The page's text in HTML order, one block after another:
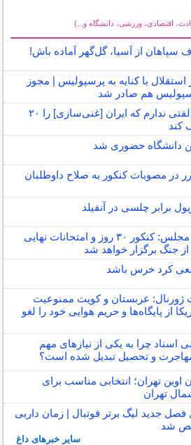
اقتصادی، ورزشی، دانشگاه و...)
از آسیا، گل‌گهر آماده باش!
با کنایه به پرسپولیس | مجوز
هم صادر شد
ترامپ: مخالفتی ندارم که ایران [غنی‌سازی] را ۲۰
کند
دانشگاه حضوری شد
در مصوبات کنکور به صلاح داوطلبان
برابر چلسی در آنفیلد
نایب رئیس مجلس: کنکور ۳۰ روز و امتحانات نهایی
کرد خرس باشد
ژورنال: عربستان و کویت ممنوعیت
از پایگاه‌ها و حریم هوایی خود را لغو
اسناد چرا به یکی از نیازهای مهم
و تحصیل تبدیل شده است؟
اوین تهران؛ انتخابی مناسب برای
تهران
فصل جدید لیگ برتر فوتبال | زمان داربی
شد
سایر خبرهای داغ